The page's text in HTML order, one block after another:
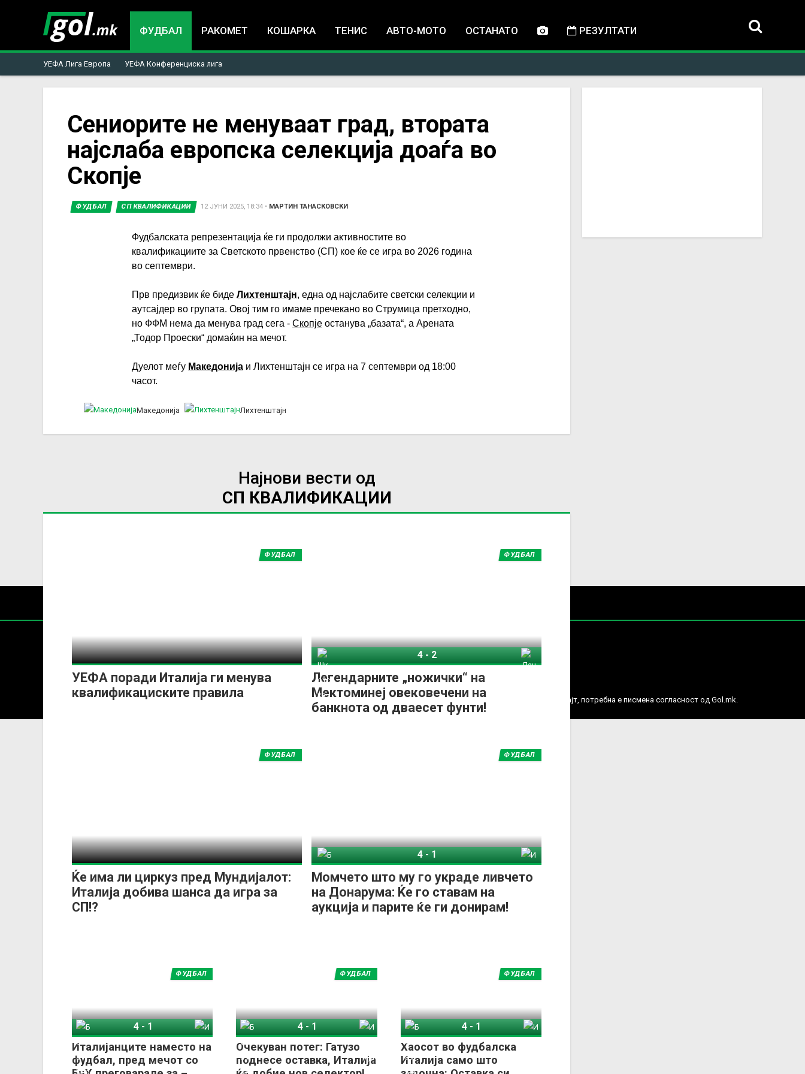
ФУДБАЛ РАКОМЕТ КОШАРКА ТЕНИС АВТО-МОТО ОСТАНАТО РЕЗУЛТАТИ
УЕФА Лига Европа УЕФА Конференциска лига
here
Сениорите не менуваат град, втората
најслаба европска селекција доаѓа во
Скопје
ФУДБАЛ СП КВАЛИФИКАЦИИ 12 ЈУНИ 2025, 18:34 • МАРТИН ТАНАСКОВСКИ
Фудбалската репрезентација ќе ги продолжи активностите во
квалификациите за Светското првенство (СП) кое ќе се игра во 2026 година
во септември.
Прв предизвик ќе биде Лихтенштајн, една од најслабите светски селекции и
аутсајдер во групата. Овој тим го имаме пречекано во Струмица претходно,
но ФФМ нема да менува град сега - Скопје останува „базата“, а Арената
„Тодор Проески“ домаќин на мечот.
Дуелот меѓу Македонија и Лихтенштајн се игра на 7 септември од 18:00
часот.
Македонија Лихтенштајн
Најнови вести од
СП КВАЛИФИКАЦИИ
УЕФА поради Италија ги менува
квалификациските правила
ФУДБАЛ
Легендарните „ножички“ на
Мектоминеј овековечени на
банкнота од дваесет фунти!
ФУДБАЛ
4-2
Ќе има ли циркуз пред Мундијалот:
Италија добива шанса да игра за
СП!?
ФУДБАЛ
Момчето што му го украде ливчето
на Донарума: Ќе го ставам на
аукција и парите ќе ги донирам!
ФУДБАЛ
4-1
Италијанците наместо на
фудбал, пред мечот со
ФУДБАЛ
4-1
Очекуван потег: Гатузо
поднесе оставка, Италија
ФУДБАЛ
4-1
Хаосот во фудбалска
Италија само што
ФУДБАЛ
4-1
© 2016-2026 Gol.mk
Сите права задржани
Содржините на Gol.mk се заштитени со Законот за авторското право и сродните права.
За секоја форма на распространување, репродукција или комерцијална употреба на текстови, фотографии или податоци од овој веб сајт, потребна е писмена согласност од Gol.mk.